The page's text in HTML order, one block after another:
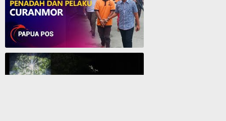
Polres Jayapura Tangkap Penadah dan Pelaku Curanmor - Papua Pos